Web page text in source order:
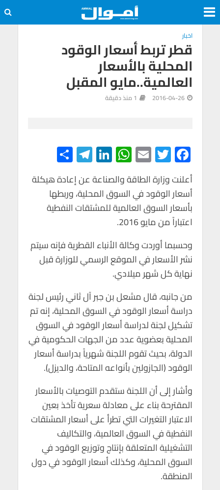
اخبار
قطر تربط أسعار الوقود
المحلية بالأسعار
العالمية..مايو المقبل
2016-04-26 1 منذ دقيقة
F
ac
e
b
o
o
k
T
wi
tt
er
E
m
ail
W
h
at
s
A
p
p
Li
n
ke
dI
n
Te
le
gr
a
m
h
ar
e
أعلنت وزارة الطاقة والصناعة عن إعادة هيكلة
أسعار الوقود في السوق المحلية، وربطها
بأسعار السوق العالمية للمشتقات النفطية
اعتباراً من مايو 2016.
وحسبما أوردت وكالة الأنباء القطرية فإنه سيتم
نشر الأسعار في الموقع الرسمي للوزارة قبل
نهاية كل شهر ميلادي.
من جانبه، قال مشعل بن جبر آل ثاني رئيس لجنة
دراسة أسعار الوقود في السوق المحلية، إنه تم
تشكيل لجنة لدراسة أسعار الوقود في السوق
المحلية بعضوية عدد من الجهات الحكومية في
الدولة، بحيث تقوم اللجنة شهرياً بدراسة أسعار
الوقود (الجازولين بأنواعه المتاحة، والديزل).
وأشار إلى أن اللجنة ستقدم التوصيات بالأسعار
المقترحة بناء على معادلة سعرية تأخذ بعين
الاعتبار التغيرات التي تطرأ على أسعار المشتقات
النفطية في السوق العالمية، والتكاليف
التشغيلية المتعلقة بإنتاج وتوزيع الوقود في
السوق المحلية، وكذلك أسعار الوقود في دول
المنطقة.